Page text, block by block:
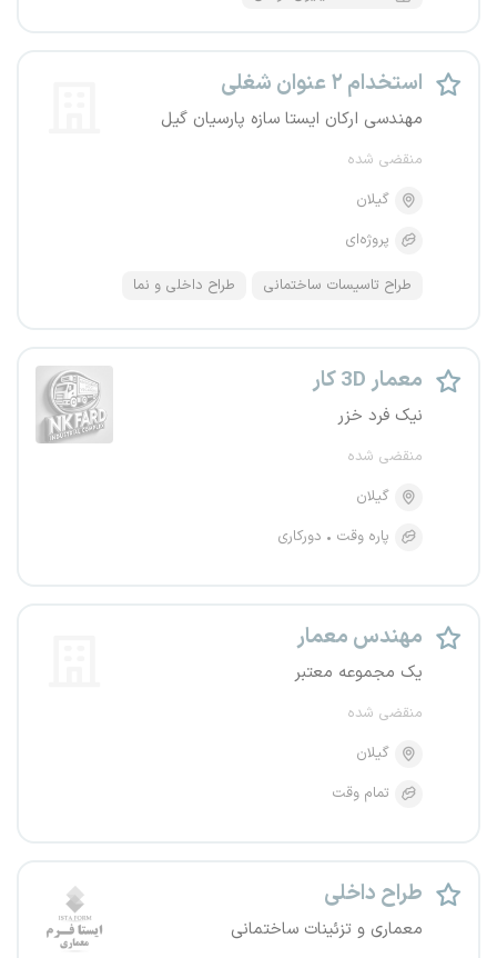
استخدام ۲ عنوان شغلی
مهندسی ارکان ایستا سازه پارسیان گیل
منقضی شده
گیلان
پروژه‌ای
طراح تاسیسات ساختمانی طراح داخلی و نما
معمار 3D کار
نیک فرد خزر
منقضی شده
گیلان
پاره وقت
دورکاری
مهندس معمار
یک مجموعه معتبر
منقضی شده
گیلان
تمام وقت
طراح داخلی
معماری و تزئینات ساختمانی